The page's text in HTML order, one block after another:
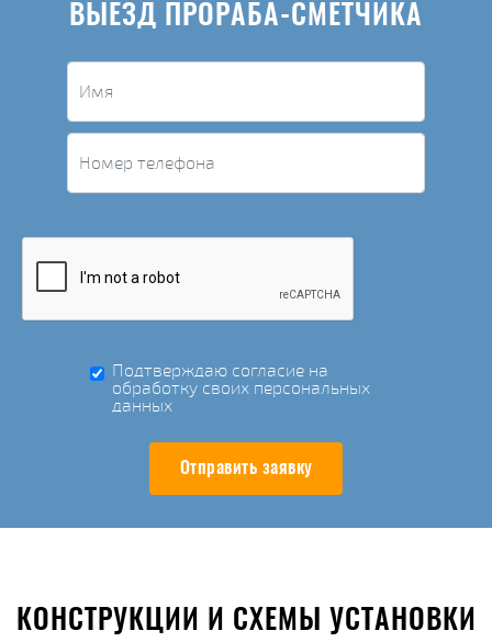
ВЫЕЗД ПРОРАБА-СМЕТЧИКА
Подтверждаю согласие на
обработку своих персональных
данных
Отправить заявку
КОНСТРУКЦИИ И СХЕМЫ УСТАНОВКИ